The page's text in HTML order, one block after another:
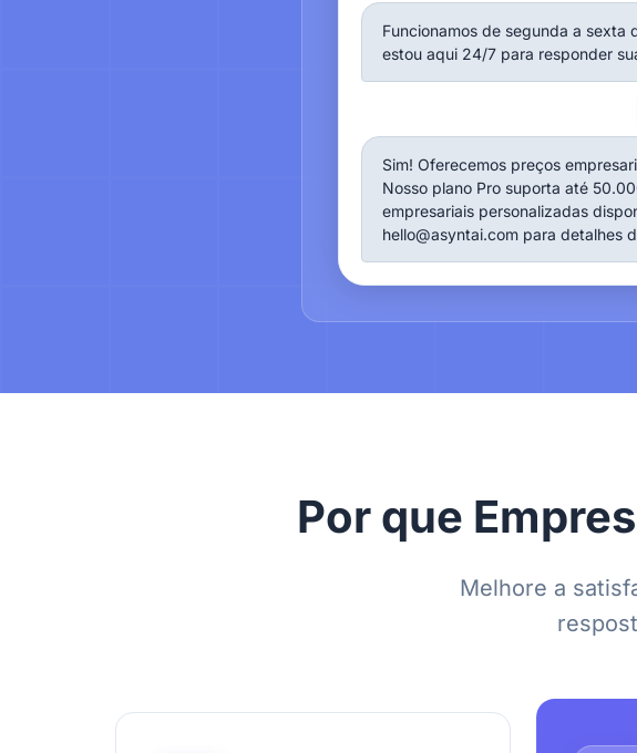
Funcionamos de segunda a sexta
estou aqui 24/7 para responder
Sim! Oferecemos preços
Nosso plano Pro suporta até
empresariais personalizadas
hello@asyntai.com para detalhes
Por que
Melhore a